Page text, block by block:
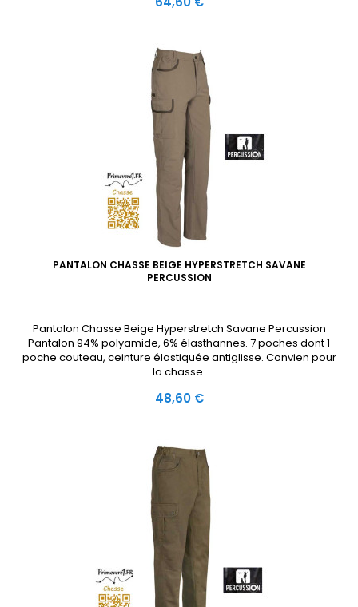
35% coton. 6 poches dont une poche couteau. Ceinture
PANTALON CHASSE BEIGE HYPERSTRETCH SAVANE
PERCUSSION
Pantalon Chasse Beige Hyperstretch Savane Percussion
Pantalon 94% polyamide, 6% élasthannes. 7 poches dont 1
poche couteau, ceinture élastiquée antiglisse. Convien pour
la chasse.
Prix
48,60 €